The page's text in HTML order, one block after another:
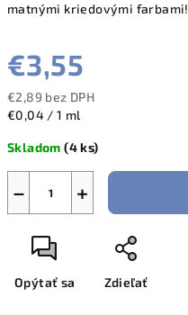
matnými kriedovými farbami!
€3,55
€2,89 bez DPH
Jednotková
€0,04 / 1 ml
Skladom(4 ks)
+
−
Opýtať sa Zdieľať